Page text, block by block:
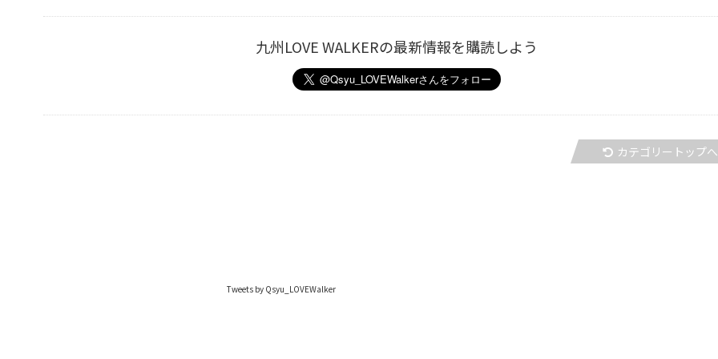
九州LOVE WALKERの最新情報を購読しよう
カテゴリートップへ
Tweets by Qsyu_LOVEWalker